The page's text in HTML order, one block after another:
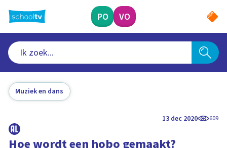
naar
hoofdinhoud
PO VO
Muziek en dans
13 dec 2020 609
Hoe wordt een hobo gemaakt?